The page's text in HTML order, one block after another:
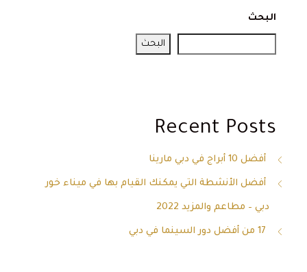
البحث
البحث
Recent Posts
أفضل 10 أبراج في دبي مارينا
أفضل الأنشطة التي يمكنك القيام بها في ميناء خور
دبي – مطاعم والمزيد 2022
17 من أفضل دور السينما في دبي